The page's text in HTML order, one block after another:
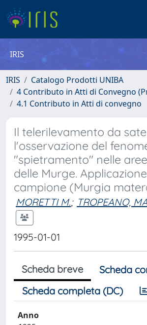
IRIS
IRIS
Catalogo Prodotti UNIBA
4 Contributo in Atti di Convegno
4.1 Contributo in Atti di convegno
Il telerilevamento da
l'osservazione del
"spietramento" nelle
delle Murge.
campione (Murgia
MORETTI M.; TROPEANO,
1995-01-01
Scheda breve
Scheda
Scheda completa (DC)
Anno